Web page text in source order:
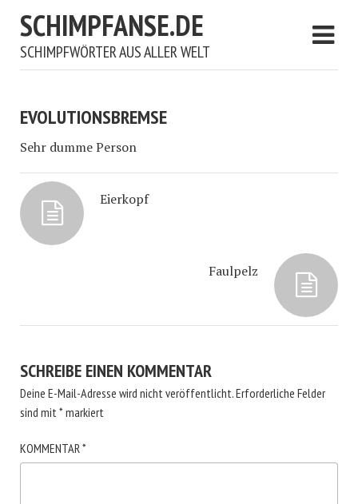
SCHIMPFANSE.DE
SCHIMPFWÖRTER AUS ALLER WELT
EVOLUTIONSBREMSE
Sehr dumme Person
Eierkopf
Faulpelz
SCHREIBE EINEN KOMMENTAR
Deine E-Mail-Adresse wird nicht veröffentlicht.Erforderliche Felder
sind mit*markiert
KOMMENTAR*